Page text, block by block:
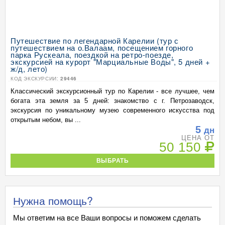
Путешествие по легендарной Карелии (тур с
путешествием на о.Валаам, посещением горного
парка Рускеала, поездкой на ретро-поезде,
экскурсией на курорт "Марциальные Воды", 5 дней +
ж/д, лето)
КОД ЭКСКУРСИИ: 29446
Классический экскурсионный тур по Карелии - все лучшее, чем
богата эта земля за 5 дней: знакомство с г. Петрозаводск,
экскурсия по уникальному музею современного искусства под
открытым небом, вы ...
5 дн
ЦЕНА ОТ
50 150
ВЫБРАТЬ
Нужна помощь?
Мы ответим на все Ваши вопросы и поможем сделать